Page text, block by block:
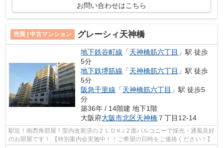
お問い合わせはこちら
売買 | 中古マンション グレーシィ天神橋
地下鉄谷町線 「天神橋筋六丁目 」駅 徒歩
5分
地下鉄堺筋線 「天神橋筋六丁目 」駅 徒歩
5分
阪急千里線 「天神橋筋六丁目 」駅 徒歩5
分
築36年 / 14階建 地下1階
大阪府大阪市北区天神橋 ７丁目12-14
駅近！南西角部屋！室内改装済の２ＬＤＫ♪２面バルコニーで採光・通風良好
のお部屋です！ 【特別案内会実施中！！ご希望の日時をご連絡ください！】